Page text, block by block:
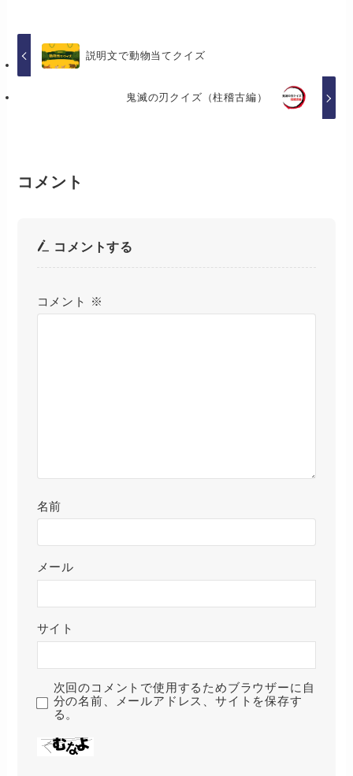
説明文で動物当てクイズ
鬼滅の刃クイズ（柱稽古編）
コメント
コメントする
コメント ※
名前
メール
サイト
次回のコメントで使用するためブラウザーに自
分の名前、メールアドレス、サイトを保存す
る。